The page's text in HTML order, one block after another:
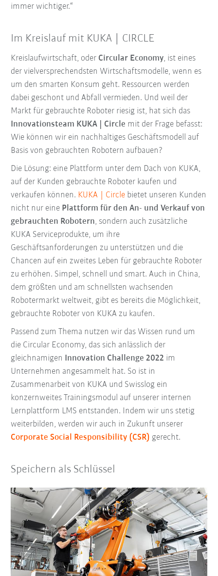
immer wichtiger.“
Im Kreislauf mit KUKA | CIRCLE
Kreislaufwirtschaft, oder Circular Economy, ist eines
der vielversprechendsten Wirtschaftsmodelle, wenn es
um den smarten Konsum geht. Ressourcen werden
dabei geschont und Abfall vermieden. Und weil der
Markt für gebrauchte Roboter riesig ist, hat sich das
Innovationsteam KUKA | Circle mit der Frage befasst:
Wie können wir ein nachhaltiges Geschäftsmodell auf
Basis von gebrauchten Robotern aufbauen?
Die Lösung: eine Plattform unter dem Dach von KUKA,
auf der Kunden gebrauchte Roboter kaufen und
verkaufen können. KUKA | Circle bietet unseren Kunden
nicht nur eine Plattform für den An- und Verkauf von
gebrauchten Robotern, sondern auch zusätzliche
KUKA Serviceprodukte, um ihre
Geschäftsanforderungen zu unterstützen und die
Chancen auf ein zweites Leben für gebrauchte Roboter
zu erhöhen. Simpel, schnell und smart. Auch in China,
dem größten und am schnellsten wachsenden
Robotermarkt weltweit, gibt es bereits die Möglichkeit,
gebrauchte Roboter von KUKA zu kaufen.
Passend zum Thema nutzen wir das Wissen rund um
die Circular Economy, das sich anlässlich der
gleichnamigen Innovation Challenge 2022 im
Unternehmen angesammelt hat. So ist in
Zusammenarbeit von KUKA und Swisslog ein
konzernweites Trainingsmodul auf unserer internen
Lernplattform LMS entstanden. Indem wir uns stetig
weiterbilden, werden wir auch in Zukunft unserer
Corporate Social Responsibility (CSR) gerecht.
Speichern als Schlüssel